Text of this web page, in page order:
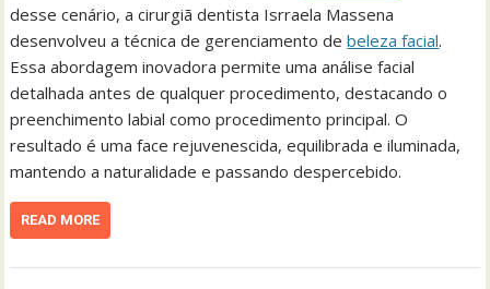
desse cenário, a cirurgiã dentista Isrraela Massena
desenvolveu a técnica de gerenciamento debeleza facial.
Essa abordagem inovadora permite uma análise facial
detalhada antes de qualquer procedimento, destacando o
preenchimento labial como procedimento principal. O
resultado é uma face rejuvenescida, equilibrada e iluminada,
mantendo a naturalidade e passando despercebido.
READ MORE